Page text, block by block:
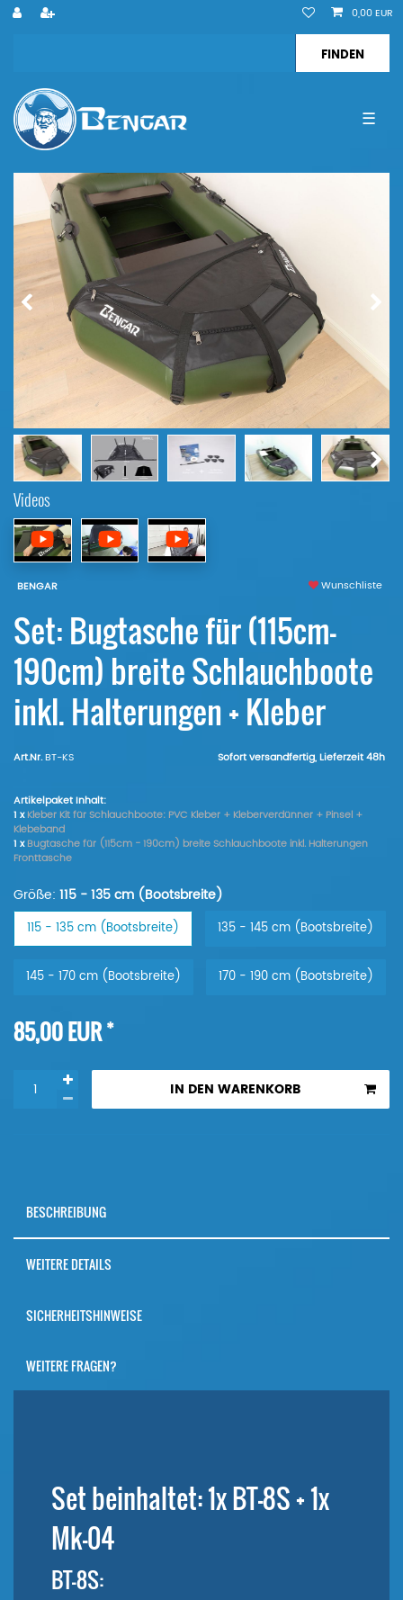
0,00 EUR
☰
Videos
BENGAR Wunschliste
Set: Bugtasche für (115cm-
190cm) breite Schlauchboote
inkl. Halterungen + Kleber
Art.Nr.BT-KS Sofort versandfertig, Lieferzeit 48h
Artikelpaket Inhalt:
1 xKleber Kit für Schlauchboote: PVC Kleber + Kleberverdünner + Pinsel +
Klebeband
1 xBugtasche für (115cm - 190cm) breite Schlauchboote inkl. Halterungen
Fronttasche
Größe: 115 - 135 cm (Bootsbreite)
115 - 135 cm (Bootsbreite) 135 - 145 cm (Bootsbreite)
145 - 170 cm (Bootsbreite) 170 - 190 cm (Bootsbreite)
85,00 EUR*
IN DEN WARENKORB
BESCHREIBUNG
WEITERE DETAILS
SICHERHEITSHINWEISE
WEITERE FRAGEN?
Set beinhaltet: 1x BT-8S + 1x
Mk-04
BT-8S: